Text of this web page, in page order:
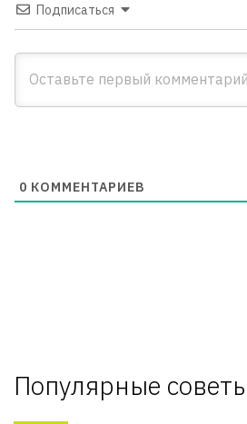
Подписаться
0 КОММЕНТАРИЕВ
Популярные